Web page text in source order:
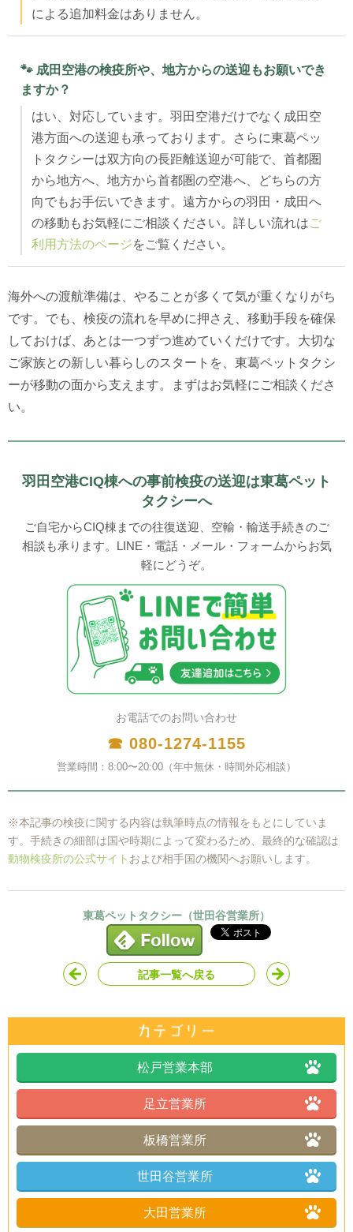
による追加料金はありません。
🐾 成田空港の検疫所や、地方からの送迎もお願いでき
ますか？
はい、対応しています。羽田空港だけでなく成田空
港方面への送迎も承っております。さらに東葛ペッ
トタクシーは双方向の長距離送迎が可能で、首都圏
から地方へ、地方から首都圏の空港へ、どちらの方
向でもお手伝いできます。遠方からの羽田・成田へ
の移動もお気軽にご相談ください。詳しい流れはご
利用方法のページをご覧ください。
海外への渡航準備は、やることが多くて気が重くなりがち
です。でも、検疫の流れを早めに押さえ、移動手段を確保
しておけば、あとは一つずつ進めていくだけです。大切な
ご家族との新しい暮らしのスタートを、東葛ペットタクシ
ーが移動の面から支えます。まずはお気軽にご相談くださ
い。
羽田空港CIQ棟への事前検疫の送迎は東葛ペット
タクシーへ
ご自宅からCIQ棟までの往復送迎、空輸・輸送手続きのご
相談も承ります。LINE・電話・メール・フォームからお気
軽にどうぞ。
お電話でのお問い合わせ
☎ 080-1274-1155
営業時間：8:00〜20:00（年中無休・時間外応相談）
※本記事の検疫に関する内容は執筆時点の情報をもとにしていま
す。手続きの細部は国や時期によって変わるため、最終的な確認は
動物検疫所の公式サイト および相手国の機関へお願いします。
東葛ペットタクシー（世田谷営業所）
記事一覧へ戻る
松戸営業本部
足立営業所
板橋営業所
世田谷営業所
大田営業所